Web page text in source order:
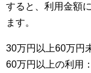
すると、利用金額
ます。
30万円以上60万
60万円以上の利用